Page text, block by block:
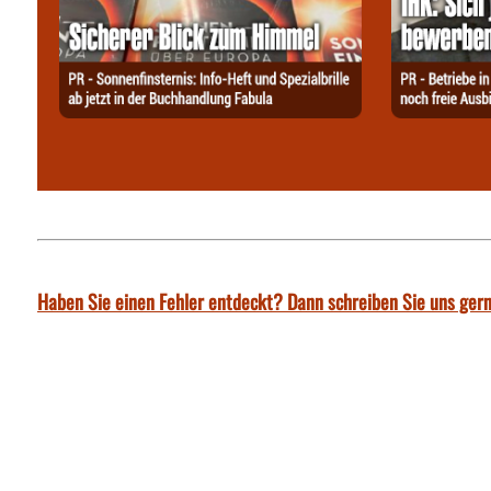
Haben Sie einen Fehler entdeckt? Dann schreiben Sie uns